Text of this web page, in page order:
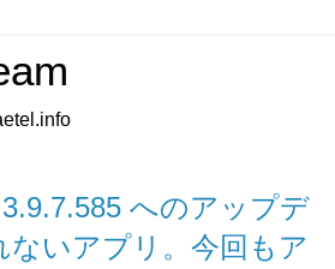
へのアップデ
ないアプリ。今回もア